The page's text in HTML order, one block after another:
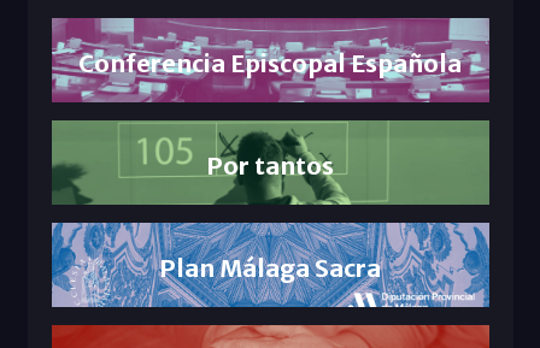
Conferencia Episcopal Española
Por tantos
Plan Málaga Sacra